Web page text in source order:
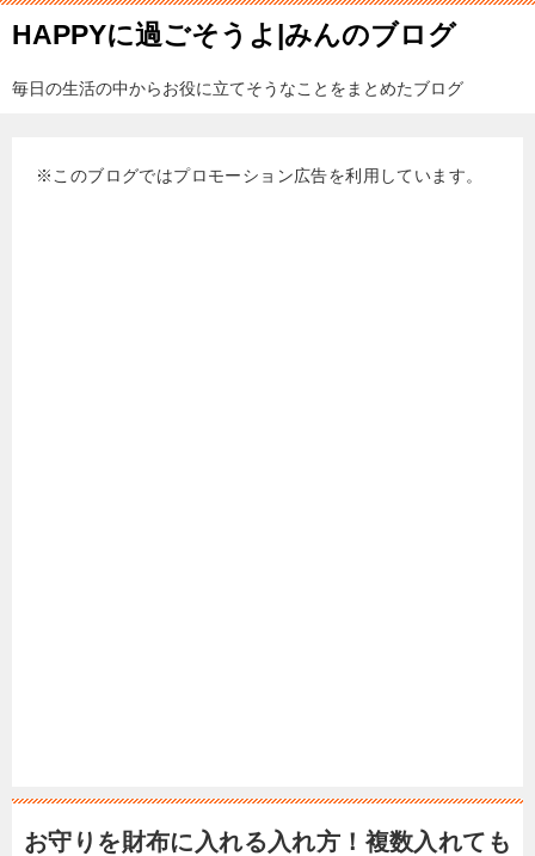
HAPPYに過ごそうよ|みんのブログ
毎日の生活の中からお役に立てそうなことをまとめたブログ
※このブログではプロモーション広告を利用しています。
お守りを財布に入れる入れ方！複数入れても